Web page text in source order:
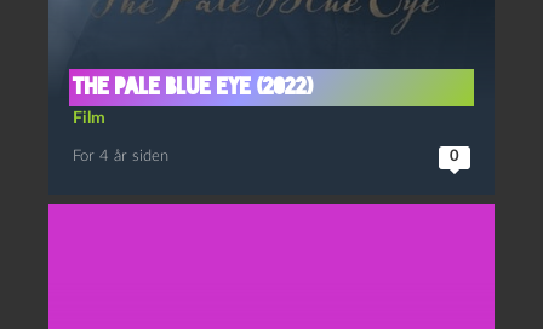
The pale blue eye (2022)
Film
For 4 år siden 0